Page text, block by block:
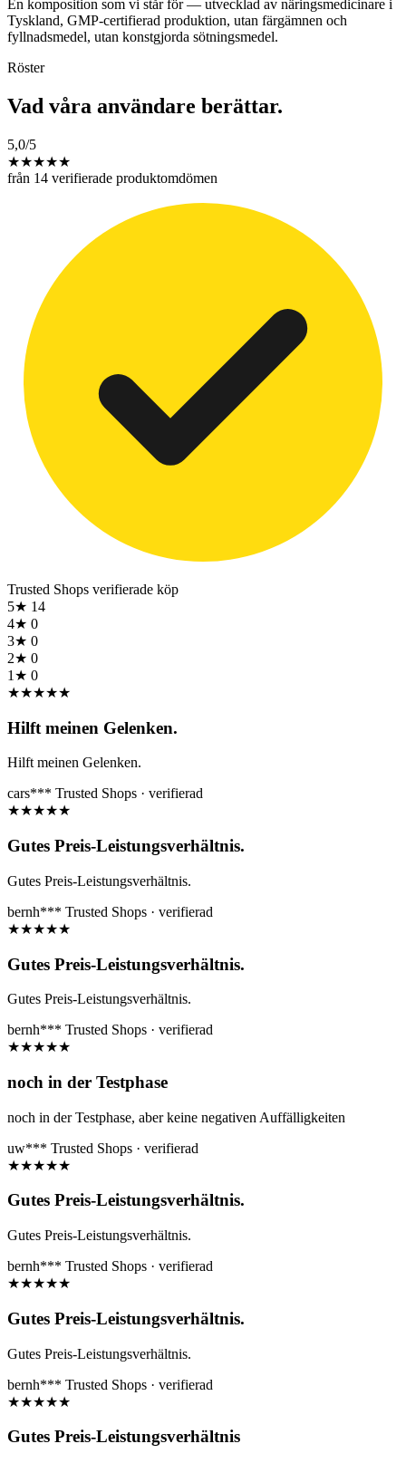
En komposition som vi står för — utvecklad av näringsmedicinare i
Tyskland, GMP-certifierad produktion, utan färgämnen och
fyllnadsmedel, utan konstgjorda sötningsmedel.
Röster
Vad våra användare berättar.
5,0/5
★★★★★
från 14 verifierade produktomdömen
Trusted Shops verifierade köp
5★ 14
4★ 0
3★ 0
2★ 0
1★ 0
★★★★★
Hilft meinen Gelenken.
Hilft meinen Gelenken.
cars*** Trusted Shops · verifierad
★★★★★
Gutes Preis-Leistungsverhältnis.
Gutes Preis-Leistungsverhältnis.
bernh*** Trusted Shops · verifierad
★★★★★
Gutes Preis-Leistungsverhältnis.
Gutes Preis-Leistungsverhältnis.
bernh*** Trusted Shops · verifierad
★★★★★
noch in der Testphase
noch in der Testphase, aber keine negativen Auffälligkeiten
uw*** Trusted Shops · verifierad
★★★★★
Gutes Preis-Leistungsverhältnis.
Gutes Preis-Leistungsverhältnis.
bernh*** Trusted Shops · verifierad
★★★★★
Gutes Preis-Leistungsverhältnis.
Gutes Preis-Leistungsverhältnis.
bernh*** Trusted Shops · verifierad
★★★★★
Gutes Preis-Leistungsverhältnis